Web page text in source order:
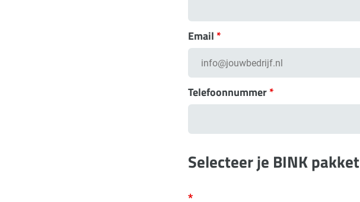
Email *
Telefoonnummer*
Selecteer je BINK pakket
*